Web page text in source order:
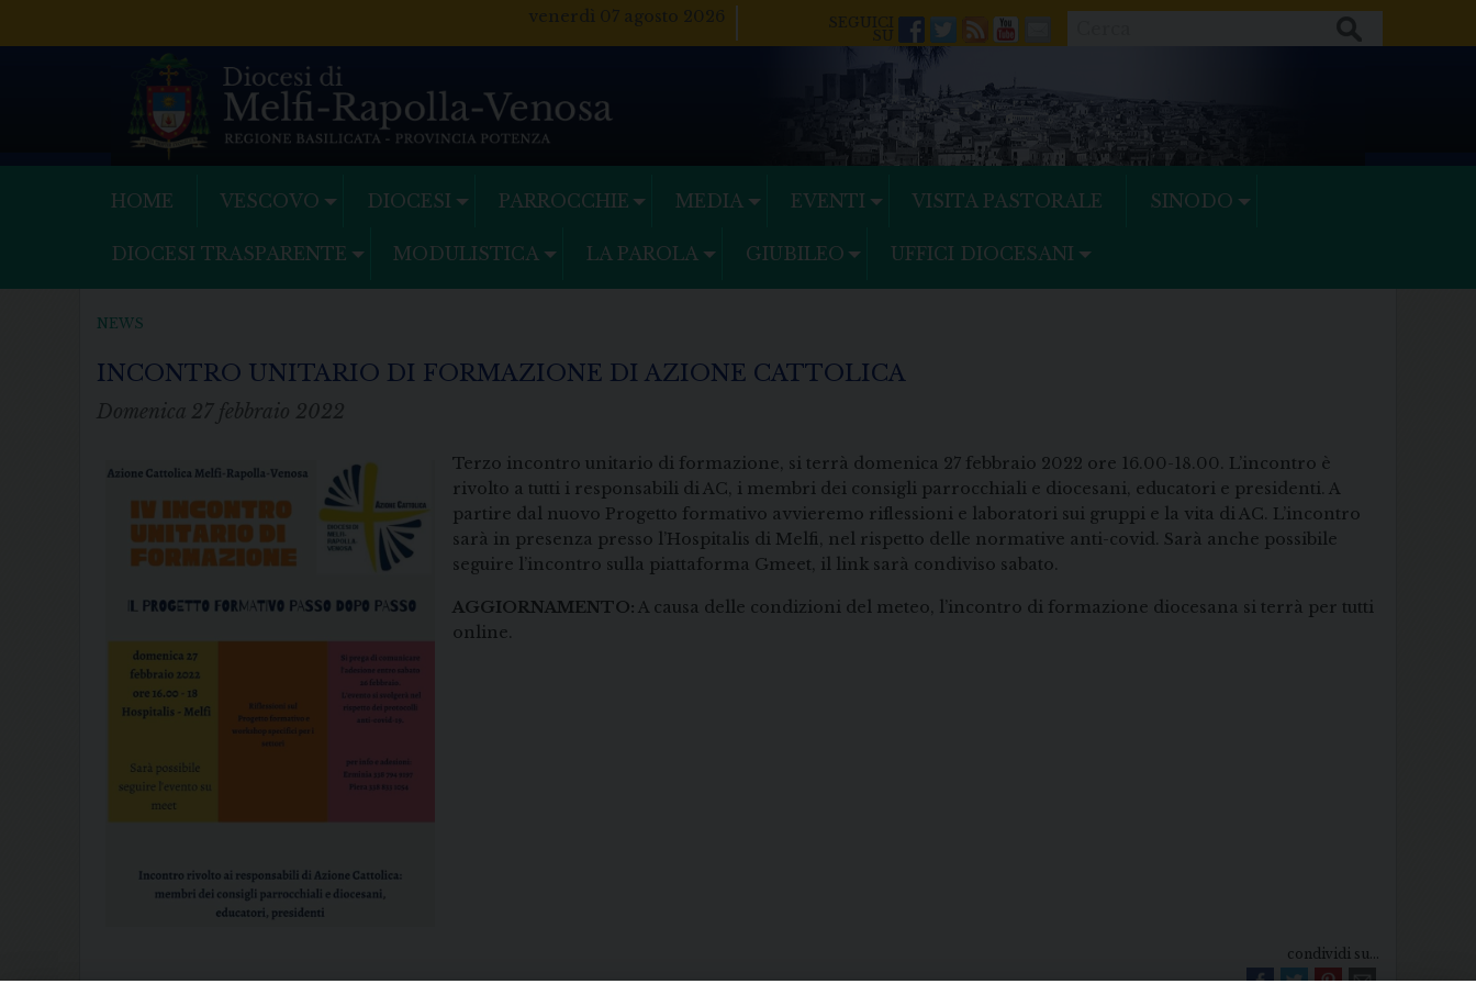
venerdì 07 agosto 2026
Facebook
Twitter
FeedsYoutube
Mail
HOME VESCOVO DIOCESI PARROCCHIE MEDIA EVENTI VISITA PASTORALE SINODO
DIOCESI TRASPARENTE MODULISTICA LA PAROLA GIUBILEO UFFICI DIOCESANI
NEWS
INCONTRO UNITARIO DI FORMAZIONE DI AZIONE CATTOLICA
Domenica 27 febbraio 2022
Terzo incontro unitario di formazione, si terrà domenica 27 febbraio 2022 ore 16.00-18.00. L’incontro è
rivolto a tutti i responsabili di AC, i membri dei consigli parrocchiali e diocesani, educatori e presidenti. A
partire dal nuovo Progetto formativo avvieremo riflessioni e laboratori sui gruppi e la vita di AC. L’incontro
sarà in presenza presso l’Hospitalis di Melfi, nel rispetto delle normative anti-covid. Sarà anche possibile
seguire l’incontro sulla piattaforma Gmeet, il link sarà condiviso sabato.
AGGIORNAMENTO: A causa delle condizioni del meteo, l’incontro di formazione diocesana si terrà per tutti
online.
condividi su...